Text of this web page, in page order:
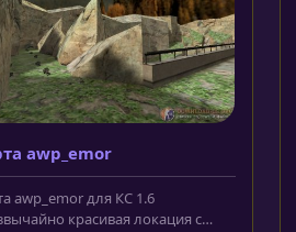
awp_emor
awp_emor для КС 1.6
красивая локация с